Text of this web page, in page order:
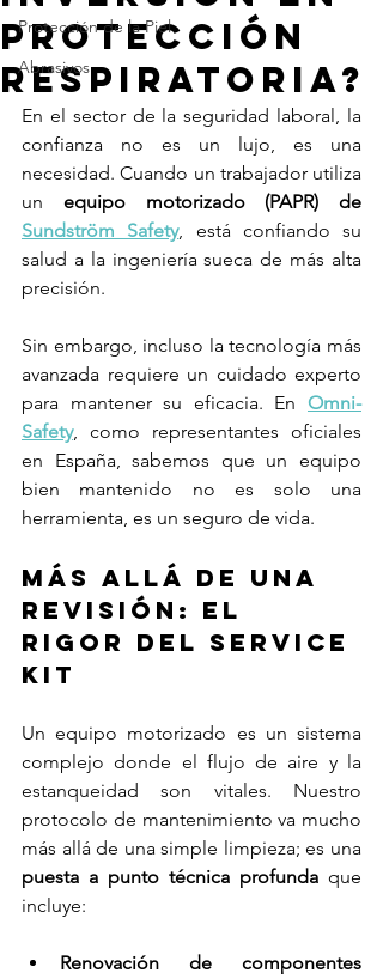
Protección de la Piel
Abrasivos
protección
respiratoria?
En el sector de la seguridad laboral, la
confianza no es un lujo, es una
necesidad. Cuando un trabajador utiliza
un
Sundström Safety, está confiando su
salud a la ingeniería sueca de más alta
precisión.
Sin embargo, incluso la tecnología más
avanzada requiere un cuidado experto
para mantener su eficacia. En Omni-
Safety, como representantes oficiales
en España, sabemos que un equipo
bien mantenido no es solo una
herramienta, es un seguro de vida.
Más allá de una
revisión: El
rigor del Service
Kit
Un equipo motorizado es un sistema
complejo donde el flujo de aire y la
estanqueidad son vitales. Nuestro
protocolo de mantenimiento va mucho
puesta a punto técnica profunda que
incluye:
Renovación de componentes